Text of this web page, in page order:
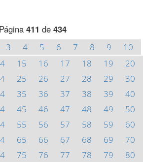
Página 411 de 434
3 4 5 6 7 8 9
10
15 16 17 18 19
20
25 26 27 28 29
30
35 36 37 38 39
40
45 46 47 48 49
50
55 56 57 58 59
60
65 66 67 68 69
70
75 76 77 78 79
80